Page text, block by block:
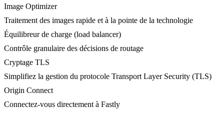
Image Optimizer
Traitement des images rapide et à la pointe de la technologie
Équilibreur de charge (load balancer)
Contrôle granulaire des décisions de routage
Cryptage TLS
Simplifiez la gestion du protocole Transport Layer Security (TLS)
Origin Connect
Connectez-vous directement à Fastly